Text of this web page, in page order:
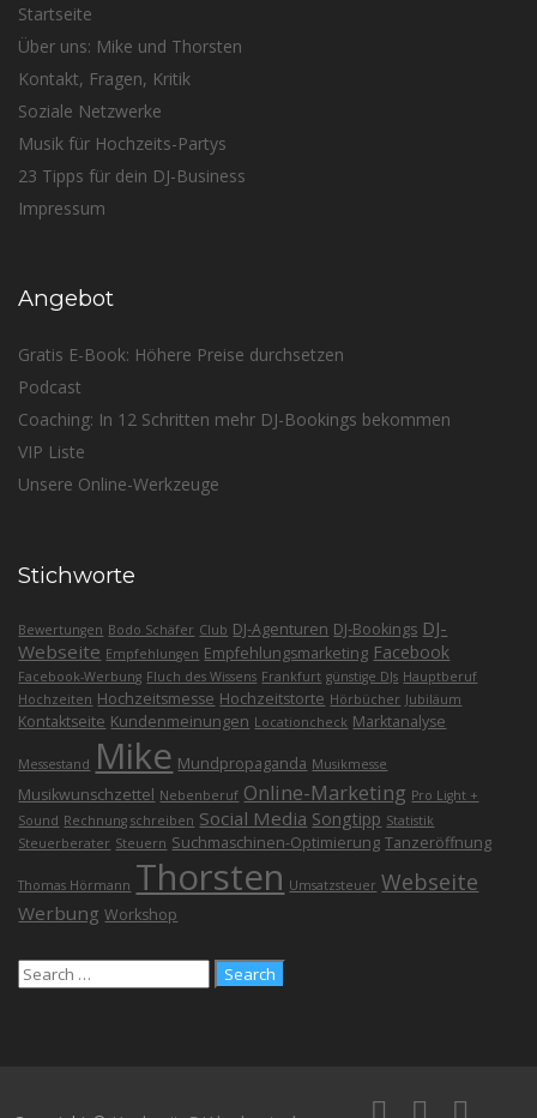
Startseite
Über uns: Mike und Thorsten
Kontakt, Fragen, Kritik
Soziale Netzwerke
Musik für Hochzeits-Partys
23 Tipps für dein DJ-Business
Impressum
Angebot
Gratis E-Book: Höhere Preise durchsetzen
Podcast
Coaching: In 12 Schritten mehr DJ-Bookings bekommen
VIP Liste
Unsere Online-Werkzeuge
Stichworte
Bewertungen Bodo Schäfer Club DJ-Agenturen DJ-Bookings DJ-
Webseite Empfehlungen Empfehlungsmarketing Facebook
Facebook-Werbung Fluch des Wissens Frankfurt günstige DJs Hauptberuf
Hochzeiten Hochzeitsmesse Hochzeitstorte Hörbücher Jubiläum
Kontaktseite Kundenmeinungen Locationcheck Marktanalyse
Messestand Mike Mundpropaganda Musikmesse
Musikwunschzettel Nebenberuf Online-Marketing Pro Light +
Sound Rechnung schreiben Social Media Songtipp Statistik
Steuerberater Steuern Suchmaschinen-Optimierung Tanzeröffnung
Thomas Hörmann Thorsten Umsatzsteuer Webseite
Werbung Workshop